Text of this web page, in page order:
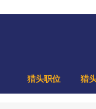
猎头职位 猎